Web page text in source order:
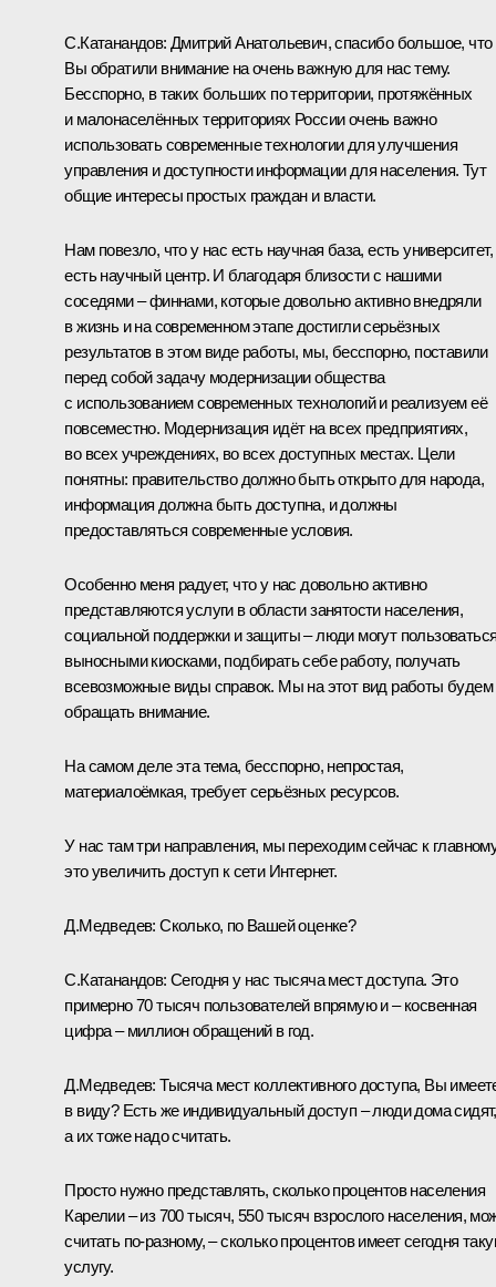
С.Катанандов: Дмитрий Анатольевич, спасибо большое, что
Вы обратили внимание на очень важную для нас тему.
Бесспорно, в таких больших по территории, протяжённых
и малонаселённых территориях России очень важно
использовать современные технологии для улучшения
управления и доступности информации для населения. Тут
общие интересы простых граждан и власти.
Нам повезло, что у нас есть научная база, есть университет,
есть научный центр. И благодаря близости с нашими
соседями – финнами, которые довольно активно внедряли
в жизнь и на современном этапе достигли серьёзных
результатов в этом виде работы, мы, бесспорно, поставили
перед собой задачу модернизации общества
с использованием современных технологий и реализуем её
повсеместно. Модернизация идёт на всех предприятиях,
во всех учреждениях, во всех доступных местах. Цели
понятны: правительство должно быть открыто для народа,
информация должна быть доступна, и должны
предоставляться современные условия.
Особенно меня радует, что у нас довольно активно
представляются услуги в области занятости населения,
социальной поддержки и защиты – люди могут
выносными киосками, подбирать себе работу, получать
всевозможные виды справок. Мы на этот вид работы будем
обращать внимание.
На самом деле эта тема, бесспорно, непростая,
материалоёмкая, требует серьёзных ресурсов.
У нас там три направления, мы переходим сейчас к
это увеличить доступ к сети Интернет.
Д.Медведев: Сколько, по Вашей оценке?
С.Катанандов: Сегодня у нас тысяча мест доступа. Это
примерно 70 тысяч пользователей впрямую и – косвенная
цифра – миллион обращений в год.
Д.Медведев: Тысяча мест коллективного доступа, Вы
в виду? Есть же индивидуальный доступ – люди дома сидят,
а их тоже надо считать.
Просто нужно представлять, сколько процентов населения
Карелии – из 700 тысяч, 550 тысяч взрослого населения,
считать по‑разному, – сколько процентов имеет сегодня
услугу.